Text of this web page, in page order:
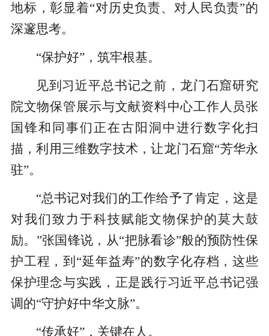
地标，彰显着“对历史负责、对人民负责”的
深邃思考。
“保护好”，筑牢根基。
见到习近平总书记之前，龙门石窟研究
院文物保管展示与文献资料中心工作人员张
国锋和同事们正在古阳洞中进行数字化扫
描，利用三维数字技术，让龙门石窟“芳华永
驻”。
“总书记对我们的工作给予了肯定，这是
对我们致力于科技赋能文物保护的莫大鼓
励。”张国锋说，从“把脉看诊”般的预防性保
护工程，到“延年益寿”的数字化存档，这些
保护理念与实践，正是践行习近平总书记强
调的“守护好中华文脉”。
“传承好”，关键在人。